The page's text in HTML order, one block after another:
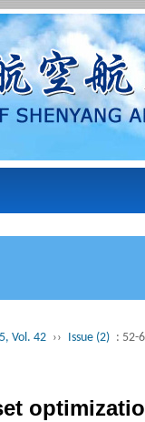
Vol. 42 ›› Issue (2) : 52-